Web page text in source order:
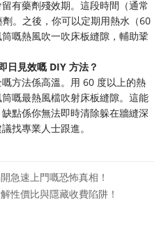
有藥劑殘效期。這段時間（通常
。之後，你可以定期用熱水（60
嘅熱風吹一吹床板縫隙，輔助鞏
日見效嘅 DIY 方法？
方法係高溫。用 60 度以上的熱
嘅最熱風檔吹射床板縫隙。這能
點係你無法即時清除躲在牆縫深
找專業人士跟進。
急速上門嘅恐怖真相！
性價比與隱藏收費陷阱！